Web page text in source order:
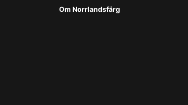
Om Norrlandsfärg